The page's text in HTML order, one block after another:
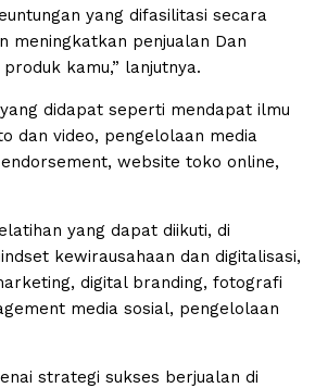
yang difasilitasi secara
meningkatkan penjualan Dan
kamu,” lanjutnya.
didapat seperti mendapat ilmu
dan video, pengelolaan media
website toko online,
yang dapat diikuti, di
kewirausahaan dan digitalisasi,
digital branding, fotografi
media sosial, pengelolaan
strategi sukses berjualan di